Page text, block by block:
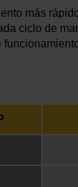
más
ciclo de